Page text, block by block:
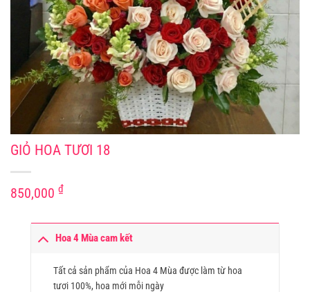
GIỎ HOA TƯƠI 18
850,000 ₫
Hoa 4 Mùa cam kết
Tất cả sản phẩm của Hoa 4 Mùa được làm từ hoa
tươi 100%, hoa mới mỗi ngày